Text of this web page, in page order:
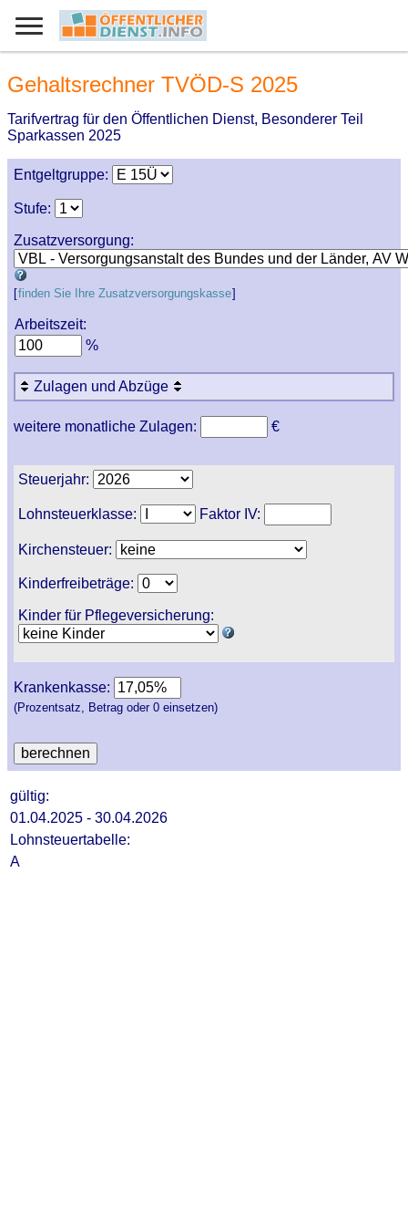
Gehaltsrechner TVÖD-S 2025
Tarifvertrag für den Öffentlichen Dienst, Besonderer Teil
Sparkassen 2025
Entgeltgruppe:
Stufe:
Zusatzversorgung:
[finden Sie Ihre Zusatzversorgungskasse]
Arbeitszeit:
%
Zulagen und Abzüge
weitere monatliche Zulagen: €
Steuerjahr:
Lohnsteuerklasse: Faktor IV:
Kirchensteuer:
Kinderfreibeträge:
Kinder für Pflegeversicherung:
Krankenkasse:
(Prozentsatz, Betrag oder 0 einsetzen)
gültig:
01.04.2025 - 30.04.2026
Lohnsteuertabelle:
A